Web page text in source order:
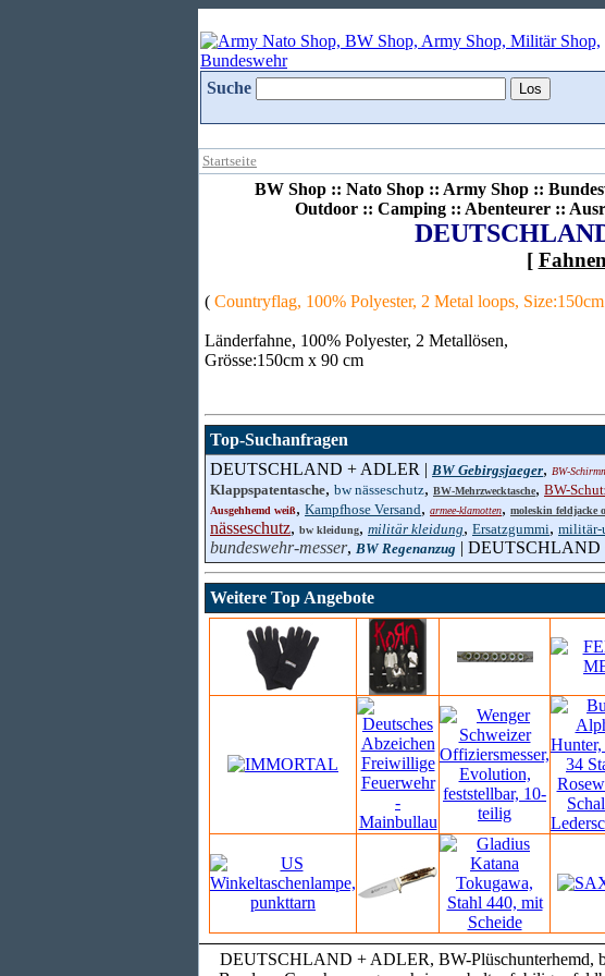
Suche
Startseite
BW Shop :: Nato Shop :: Army Shop ::
Outdoor :: Camping :: Abenteurer ::
[ Fahnen
( Countryflag, 100% Polyester, 2 Metal loops,
Länderfahne, 100% Polyester, 2 Metallösen,
Grösse:150cm x 90 cm
Top-Suchanfragen
DEUTSCHLAND + ADLER | BW Gebirgsjaeger, BW-
Klappspatentasche, bw nässeschutz, BW-Mehrzwecktasche, BW-
Ausgehhemd weiß, Kampfhose Versand, armee-klamotten, moleskin feldjacke
nässeschutz, bw kleidung, militär kleidung, Ersatzgummi, militär-
bundeswehr-messer, BW Regenanzug | DEUTSCHLAND
Weitere Top Angebote
DEUTSCHLAND + ADLER, BW-Plüschunterhemd,